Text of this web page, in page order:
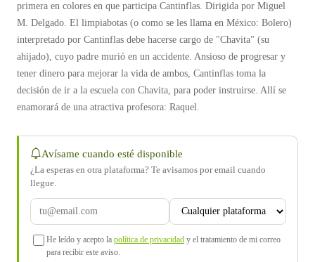
primera en colores en que participa Cantinflas. Dirigida por Miguel
M. Delgado. El limpiabotas (o como se les llama en México: Bolero)
interpretado por Cantinflas debe hacerse cargo de "Chavita" (su
ahijado), cuyo padre murió en un accidente. Ansioso de progresar y
tener dinero para mejorar la vida de ambos, Cantinflas toma la
decisión de ir a la escuela con Chavita, para poder instruirse. Allí se
enamorará de una atractiva profesora: Raquel.
Avísame cuando esté disponible
¿La esperas en otra plataforma? Te avisamos por email cuando
llegue.
He leído y acepto la política de privacidad y el tratamiento de mi correo
para recibir este aviso.